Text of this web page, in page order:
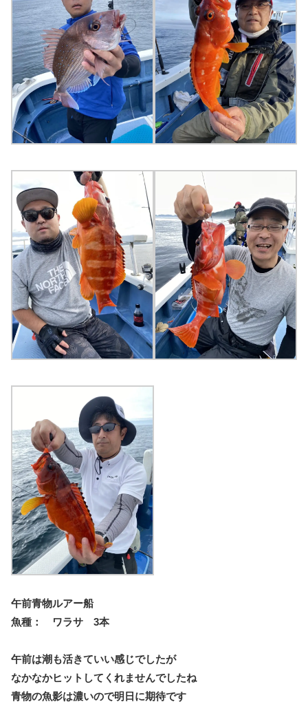
午前青物ルアー船
魚種： ワラサ 3本
午前は潮も活きていい感じでしたが
なかなかヒットしてくれませんでしたね
青物の魚影は濃いので明日に期待です